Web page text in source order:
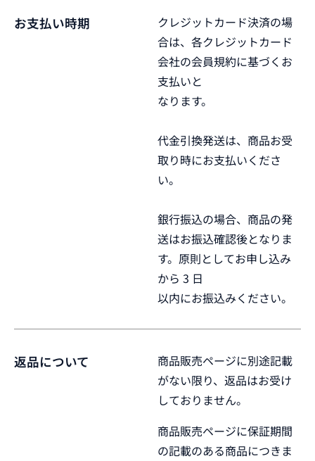
お支払い時期
クレジットカード決済の場
合は、各クレジットカード
会社の会員規約に基づくお
支払いと
なります。
代金引換発送は、商品お受
取り時にお支払いくださ
い。
銀行振込の場合、商品の発
送はお振込確認後となりま
す。原則としてお申し込み
から 3 日
以内にお振込みください。
返品について
商品販売ページに別途記載
がない限り、返品はお受け
しておりません。
商品販売ページに保証期間
の記載のある商品につきま